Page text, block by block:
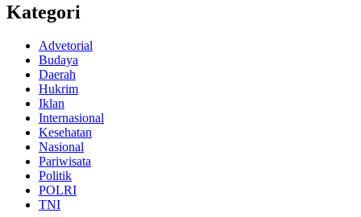
Kategori
Advetorial
Budaya
Daerah
Hukrim
Iklan
Internasional
Kesehatan
Nasional
Pariwisata
Politik
POLRI
TNI